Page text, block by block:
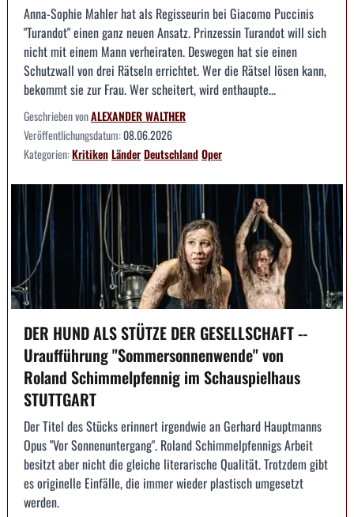
Anna-Sophie Mahler hat als Regisseurin bei Giacomo Puccinis
"Turandot" einen ganz neuen Ansatz. Prinzessin Turandot will sich
nicht mit einem Mann verheiraten. Deswegen hat sie einen
Schutzwall von drei Rätseln errichtet. Wer die Rätsel lösen kann,
bekommt sie zur Frau. Wer scheitert, wird enthaupte...
Geschrieben vonALEXANDER WALTHER
Veröffentlichungsdatum:08.06.2026
Kategorien:KritikenLänderDeutschlandOper
DER HUND ALS STÜTZE DER GESELLSCHAFT --
Uraufführung "Sommersonnenwende" von
Roland Schimmelpfennig im Schauspielhaus
STUTTGART
Der Titel des Stücks erinnert irgendwie an Gerhard Hauptmanns
Opus "Vor Sonnenuntergang". Roland Schimmelpfennigs Arbeit
besitzt aber nicht die gleiche literarische Qualität. Trotzdem gibt
es originelle Einfälle, die immer wieder plastisch umgesetzt
werden.